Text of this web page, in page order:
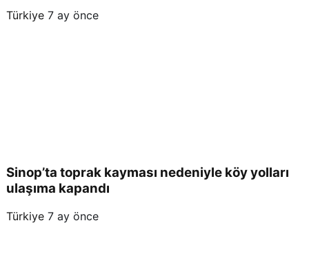
Türkiye 7 ay önce
Sinop’ta toprak kayması nedeniyle köy yolları
ulaşıma kapandı
Türkiye 7 ay önce